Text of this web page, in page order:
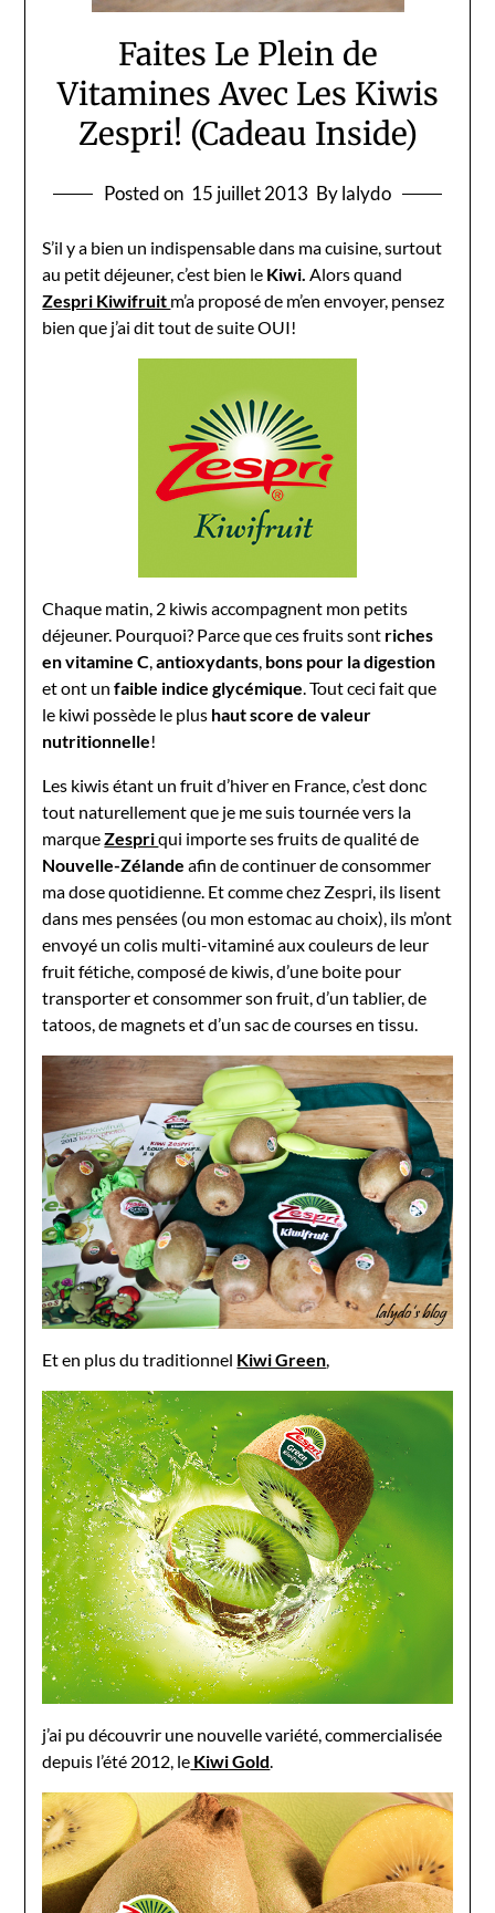
Faites Le Plein de
Vitamines Avec Les Kiwis
Zespri! (Cadeau Inside)
Posted on 15 juillet 2013 By lalydo
S’il y a bien un indispensable dans ma cuisine, surtout
au petit déjeuner, c’est bien le Kiwi.Alors quand
Zespri Kiwifruit m’a proposé de m’en envoyer, pensez
bien que j’ai dit tout de suite OUI!
Chaque matin, 2 kiwis accompagnent mon petits
déjeuner. Pourquoi? Parce que ces fruits sont riches
en vitamine C,antioxydants, bons pour la digestion
et ont unfaible indice glycémique. Tout ceci fait que
le kiwi possède le plus haut score de valeur
nutritionnelle!
Les kiwis étant un fruit d’hiver en France, c’est donc
tout naturellement que je me suis tournée vers la
marqueZespriqui importe ses fruits de qualité de
Nouvelle-Zélande afin de continuer de consommer
ma dose quotidienne. Et comme chez Zespri, ils lisent
dans mes pensées (ou mon estomac au choix), ils m’ont
envoyé un colis multi-vitaminé aux couleurs de leur
fruit fétiche, composé de kiwis, d’une boite pour
transporter et consommer son fruit, d’un tablier, de
tatoos, de magnets et d’un sac de courses en tissu.
Et en plus du traditionnel Kiwi Green,
j’ai pu découvrir une nouvelle variété, commercialisée
depuis l’été 2012, le Kiwi Gold.